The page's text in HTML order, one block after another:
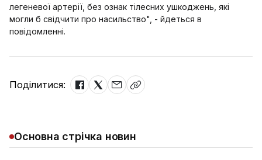
легеневої артерії, без ознак тілесних ушкоджень, які
могли б свідчити про насильство", - йдеться в
повідомленні.
Поділитися:
Основна стрічка новин